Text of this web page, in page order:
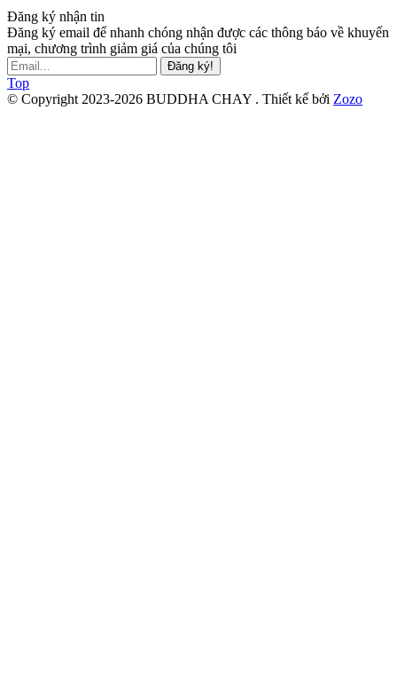
Đăng ký nhận tin
Đăng ký email để nhanh chóng nhận được các thông báo về khuyến
mại, chương trình giảm giá của chúng tôi
Đăng ký!
Top
© Copyright 2023-2026 BUDDHA CHAY . Thiết kế bởi Zozo